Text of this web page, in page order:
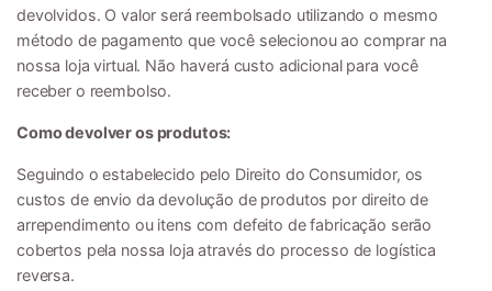
devolvidos. O valor será reembolsado utilizando o mesmo
método de pagamento que você selecionou ao comprar na
nossa loja virtual. Não haverá custo adicional para você
receber o reembolso.
Como devolver os produtos:
Seguindo o estabelecido pelo Direito do Consumidor, os
custos de envio da devolução de produtos por direito de
arrependimento ou itens com defeito de fabricação serão
cobertos pela nossa loja através do processo de logística
reversa.